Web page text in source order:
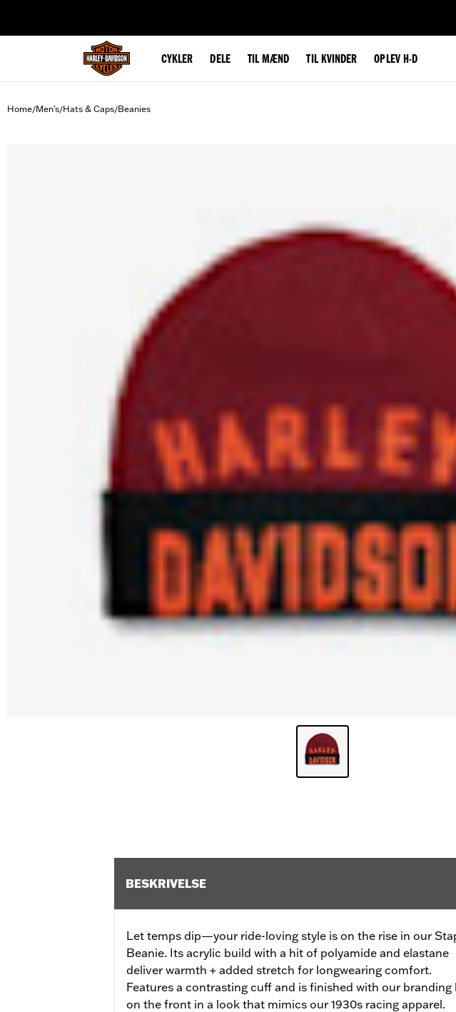
CYKLER DELE TIL MÆND TIL KVINDER OPLEV H-D
Home/Men's/Hats & Caps/Beanies
BESKRIVELSE
Let temps dip—your ride-loving style is on the rise in our
Beanie. Its acrylic build with a hit of polyamide and elastane
deliver warmth + added stretch for longwearing comfort.
Features a contrasting cuff and is finished with our branding
on the front in a look that mimics our 1930s racing apparel.